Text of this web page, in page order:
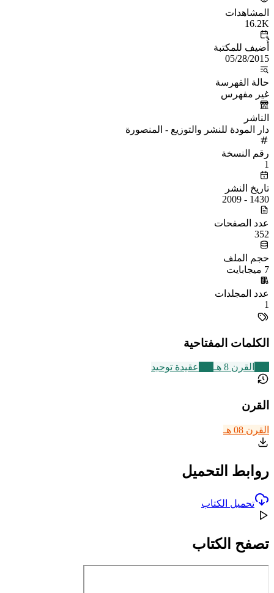
المشاهدات
16.2K
أُضيف للمكتبة
05/28/2015
حالة الفهرسة
غير مفهرس
الناشر
دار المودة للنشر والتوزيع - المنصورة
رقم النسخة
1
تاريخ النشر
1430 - 2009
عدد الصفحات
352
حجم الملف
7 ميجابايت
عدد المجلدات
1
الكلمات المفتاحية
القرن 8 هـ عقيدة توحيد
القرن
القرن 08 هـ
روابط التحميل
تحميل الكتاب
تصفح الكتاب